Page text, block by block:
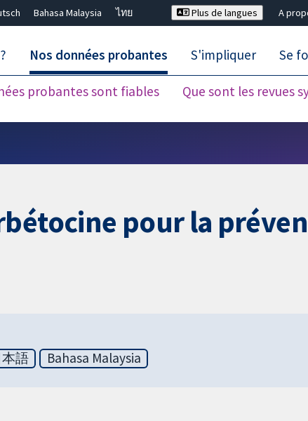
Bahasa Malaysia
ไทย
Plus de langues A
Nos données probantes
probantes sont fiables Que sont les revues
S'impliquer Se
pour la
本語 Bahasa Malaysia